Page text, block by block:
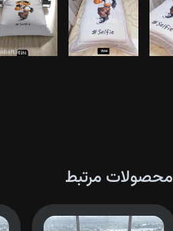
محصولات مرتبط